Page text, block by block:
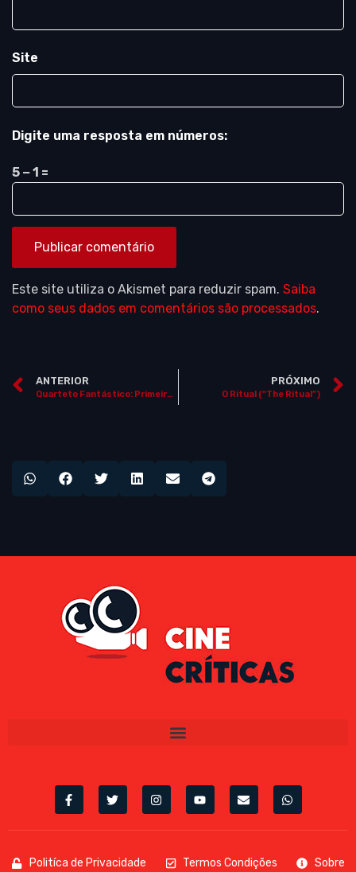
Site
Digite uma resposta em números:
5 − 1 =
Este site utiliza o Akismet para reduzir spam. Saiba
como seus dados em comentários são processados.
ANTERIOR
Quarteto Fantástico: Primeiros Passos (“The Fantastic Four: First Steps”)
PRÓXIMO
O Ritual (“The Ritual”)
Politíca de Privacidade Termos Condições Sobre